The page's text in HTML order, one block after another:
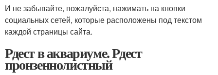
И не забывайте, пожалуйста, нажимать на кнопки
социальных сетей, которые расположены под текстом
каждой страницы сайта.
Рдест в аквариуме. Рдест
пронзеннолистный